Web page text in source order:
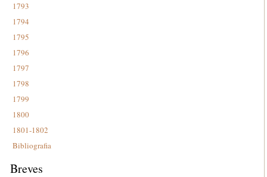
1793
1794
1795
1796
1797
1798
1799
1800
1801-1802
Bibliografia
Breves